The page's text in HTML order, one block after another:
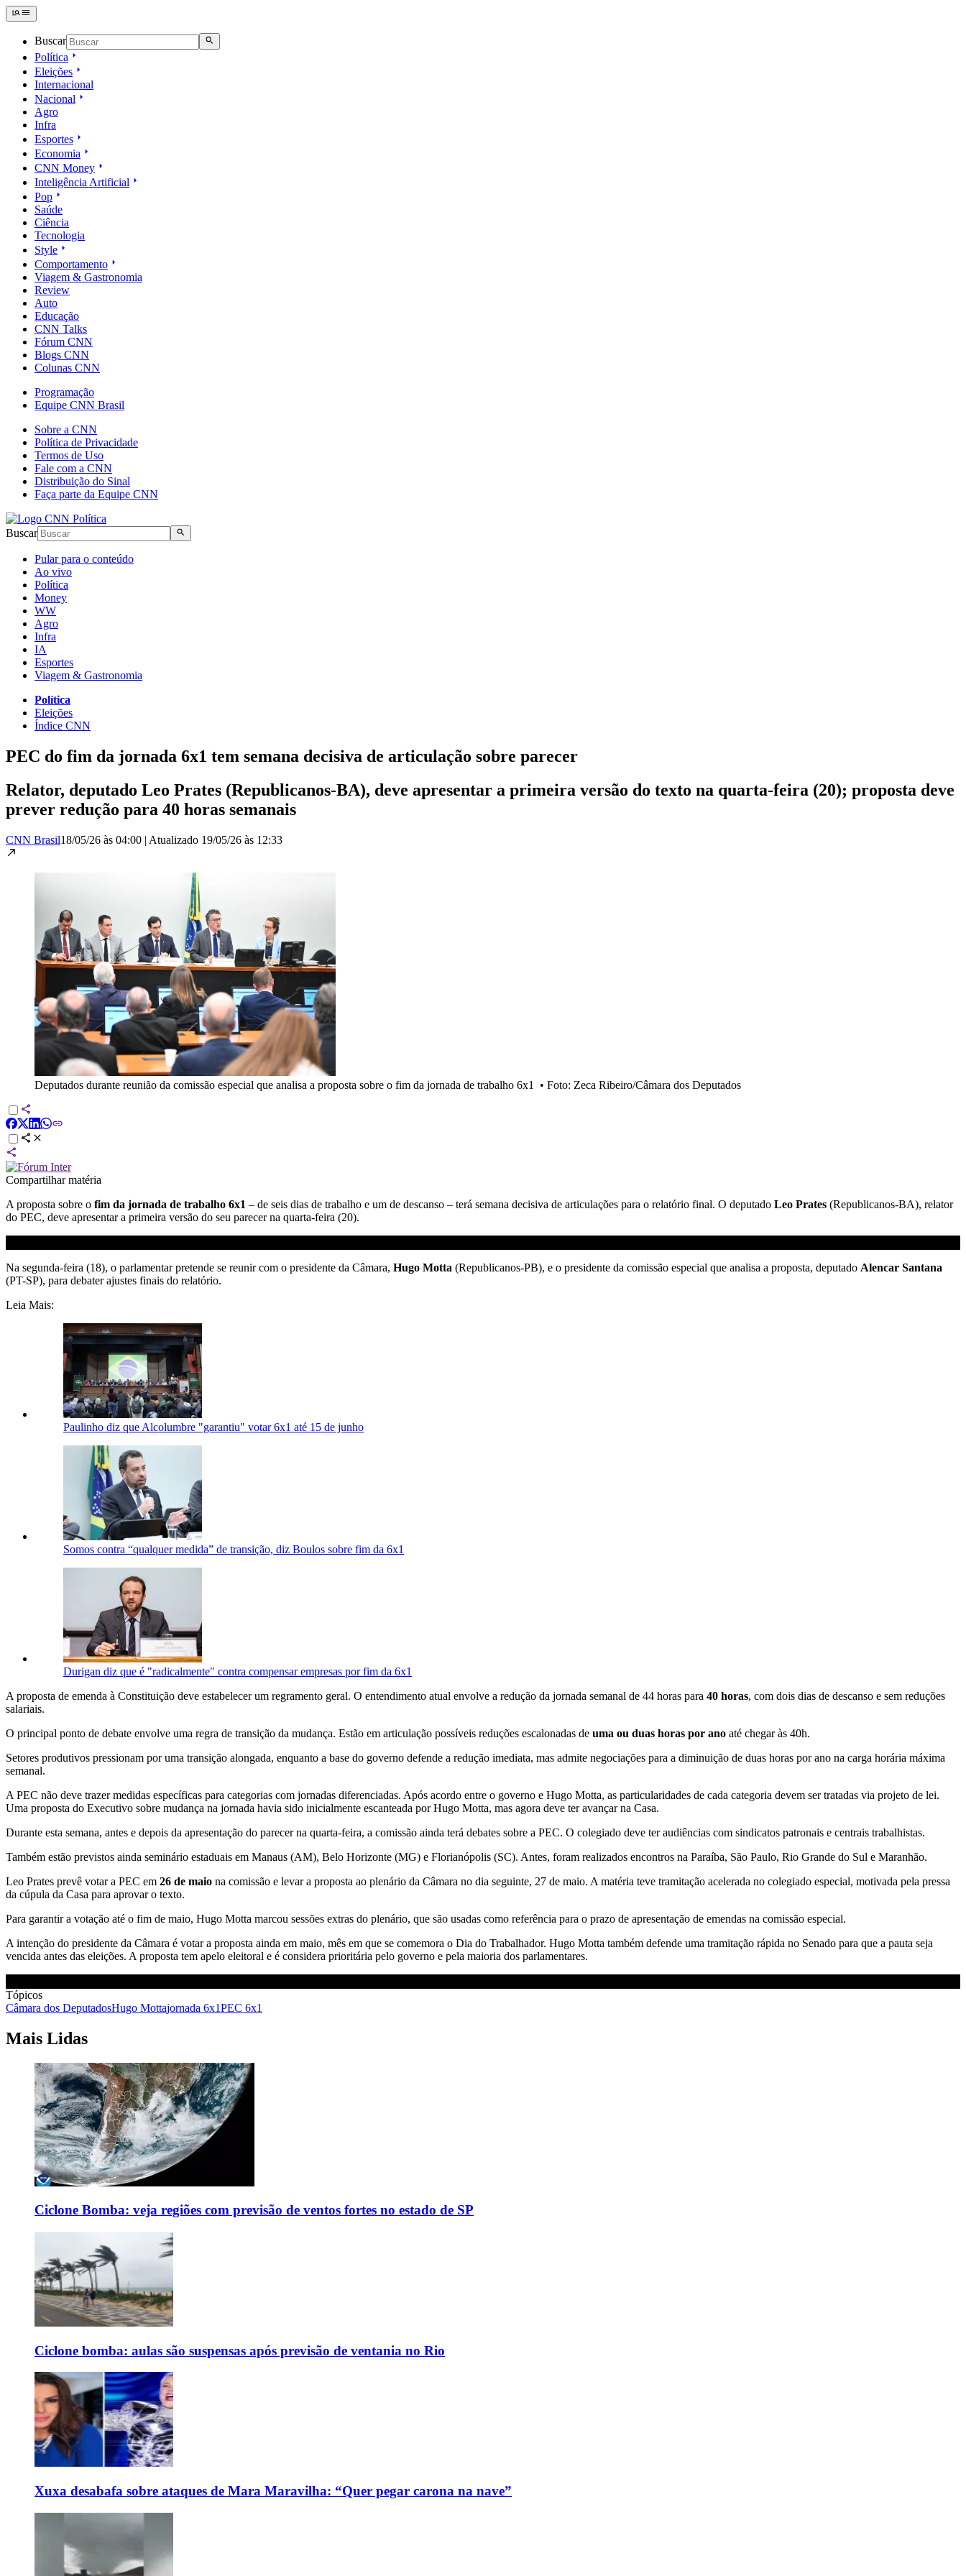
Buscar
Política
Eleições
Internacional
Nacional
Agro
Infra
Esportes
Economia
CNN Money
Inteligência Artificial
Pop
Saúde
Ciência
Tecnologia
Style
Comportamento
Viagem & Gastronomia
Review
Auto
Educação
CNN Talks
Fórum CNN
Blogs CNN
Colunas CNN
Programação
Equipe CNN Brasil
Sobre a CNN
Política de Privacidade
Termos de Uso
Fale com a CNN
Distribuição do Sinal
Faça parte da Equipe CNN
Buscar
Pular para o conteúdo
Ao vivo
Política
Money
WW
Agro
Infra
IA
Esportes
Viagem & Gastronomia
Política
Eleições
Índice CNN
PEC do fim da jornada 6x1 tem semana decisiva de articulação sobre parecer
Relator, deputado Leo Prates (Republicanos-BA), deve apresentar a primeira versão do texto na quarta-feira (20); proposta deve
prever redução para 40 horas semanais
CNN Brasil18/05/26 às 04:00 | Atualizado 19/05/26 às 12:33
Deputados durante reunião da comissão especial que analisa a proposta sobre o fim da jornada de trabalho 6x1 • Foto: Zeca Ribeiro/Câmara dos Deputados
Compartilhar matéria
A proposta sobre o fim da jornada de trabalho 6x1 – de seis dias de trabalho e um de descanso – terá semana decisiva de articulações para o relatório final. O deputado Leo Prates (Republicanos-BA), relator
do PEC, deve apresentar a primeira versão do seu parecer na quarta-feira (20).
Na segunda-feira (18), o parlamentar pretende se reunir com o presidente da Câmara, Hugo Motta (Republicanos-PB), e o presidente da comissão especial que analisa a proposta, deputado Alencar Santana
(PT-SP), para debater ajustes finais do relatório.
Leia Mais:
Paulinho diz que Alcolumbre "garantiu" votar 6x1 até 15 de junho
Somos contra “qualquer medida” de transição, diz Boulos sobre fim da 6x1
Durigan diz que é "radicalmente" contra compensar empresas por fim da 6x1
A proposta de emenda à Constituição deve estabelecer um regramento geral. O entendimento atual envolve a redução da jornada semanal de 44 horas para 40 horas, com dois dias de descanso e sem reduções
salariais.
O principal ponto de debate envolve uma regra de transição da mudança. Estão em articulação possíveis reduções escalonadas de uma ou duas horas por ano até chegar às 40h.
Setores produtivos pressionam por uma transição alongada, enquanto a base do governo defende a redução imediata, mas admite negociações para a diminuição de duas horas por ano na carga horária máxima
semanal.
A PEC não deve trazer medidas específicas para categorias com jornadas diferenciadas. Após acordo entre o governo e Hugo Motta, as particularidades de cada categoria devem ser tratadas via projeto de lei.
Uma proposta do Executivo sobre mudança na jornada havia sido inicialmente escanteada por Hugo Motta, mas agora deve ter avançar na Casa.
Durante esta semana, antes e depois da apresentação do parecer na quarta-feira, a comissão ainda terá debates sobre a PEC. O colegiado deve ter audiências com sindicatos patronais e centrais trabalhistas.
Também estão previstos ainda seminário estaduais em Manaus (AM), Belo Horizonte (MG) e Florianópolis (SC). Antes, foram realizados encontros na Paraíba, São Paulo, Rio Grande do Sul e Maranhão.
Leo Prates prevê votar a PEC em 26 de maio na comissão e levar a proposta ao plenário da Câmara no dia seguinte, 27 de maio. A matéria teve tramitação acelerada no colegiado especial, motivada pela pressa
da cúpula da Casa para aprovar o texto.
Para garantir a votação até o fim de maio, Hugo Motta marcou sessões extras do plenário, que são usadas como referência para o prazo de apresentação de emendas na comissão especial.
A intenção do presidente da Câmara é votar a proposta ainda em maio, mês em que se comemora o Dia do Trabalhador. Hugo Motta também defende uma tramitação rápida no Senado para que a pauta seja
vencida antes das eleições. A proposta tem apelo eleitoral e é considera prioritária pelo governo e pela maioria dos parlamentares.
Tópicos
Câmara dos DeputadosHugo Mottajornada 6x1PEC 6x1
Mais Lidas
Ciclone Bomba: veja regiões com previsão de ventos fortes no estado de SP
Ciclone bomba: aulas são suspensas após previsão de ventania no Rio
Xuxa desabafa sobre ataques de Mara Maravilha: “Quer pegar carona na nave”